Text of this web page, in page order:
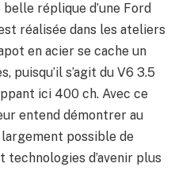
réplique d’une Ford
réalisée dans les ateliers
en acier se cache un
puisqu’il s’agit du V6 3.5
ici 400 ch. Avec ce
entend démontrer au
possible de
d’avenir plus